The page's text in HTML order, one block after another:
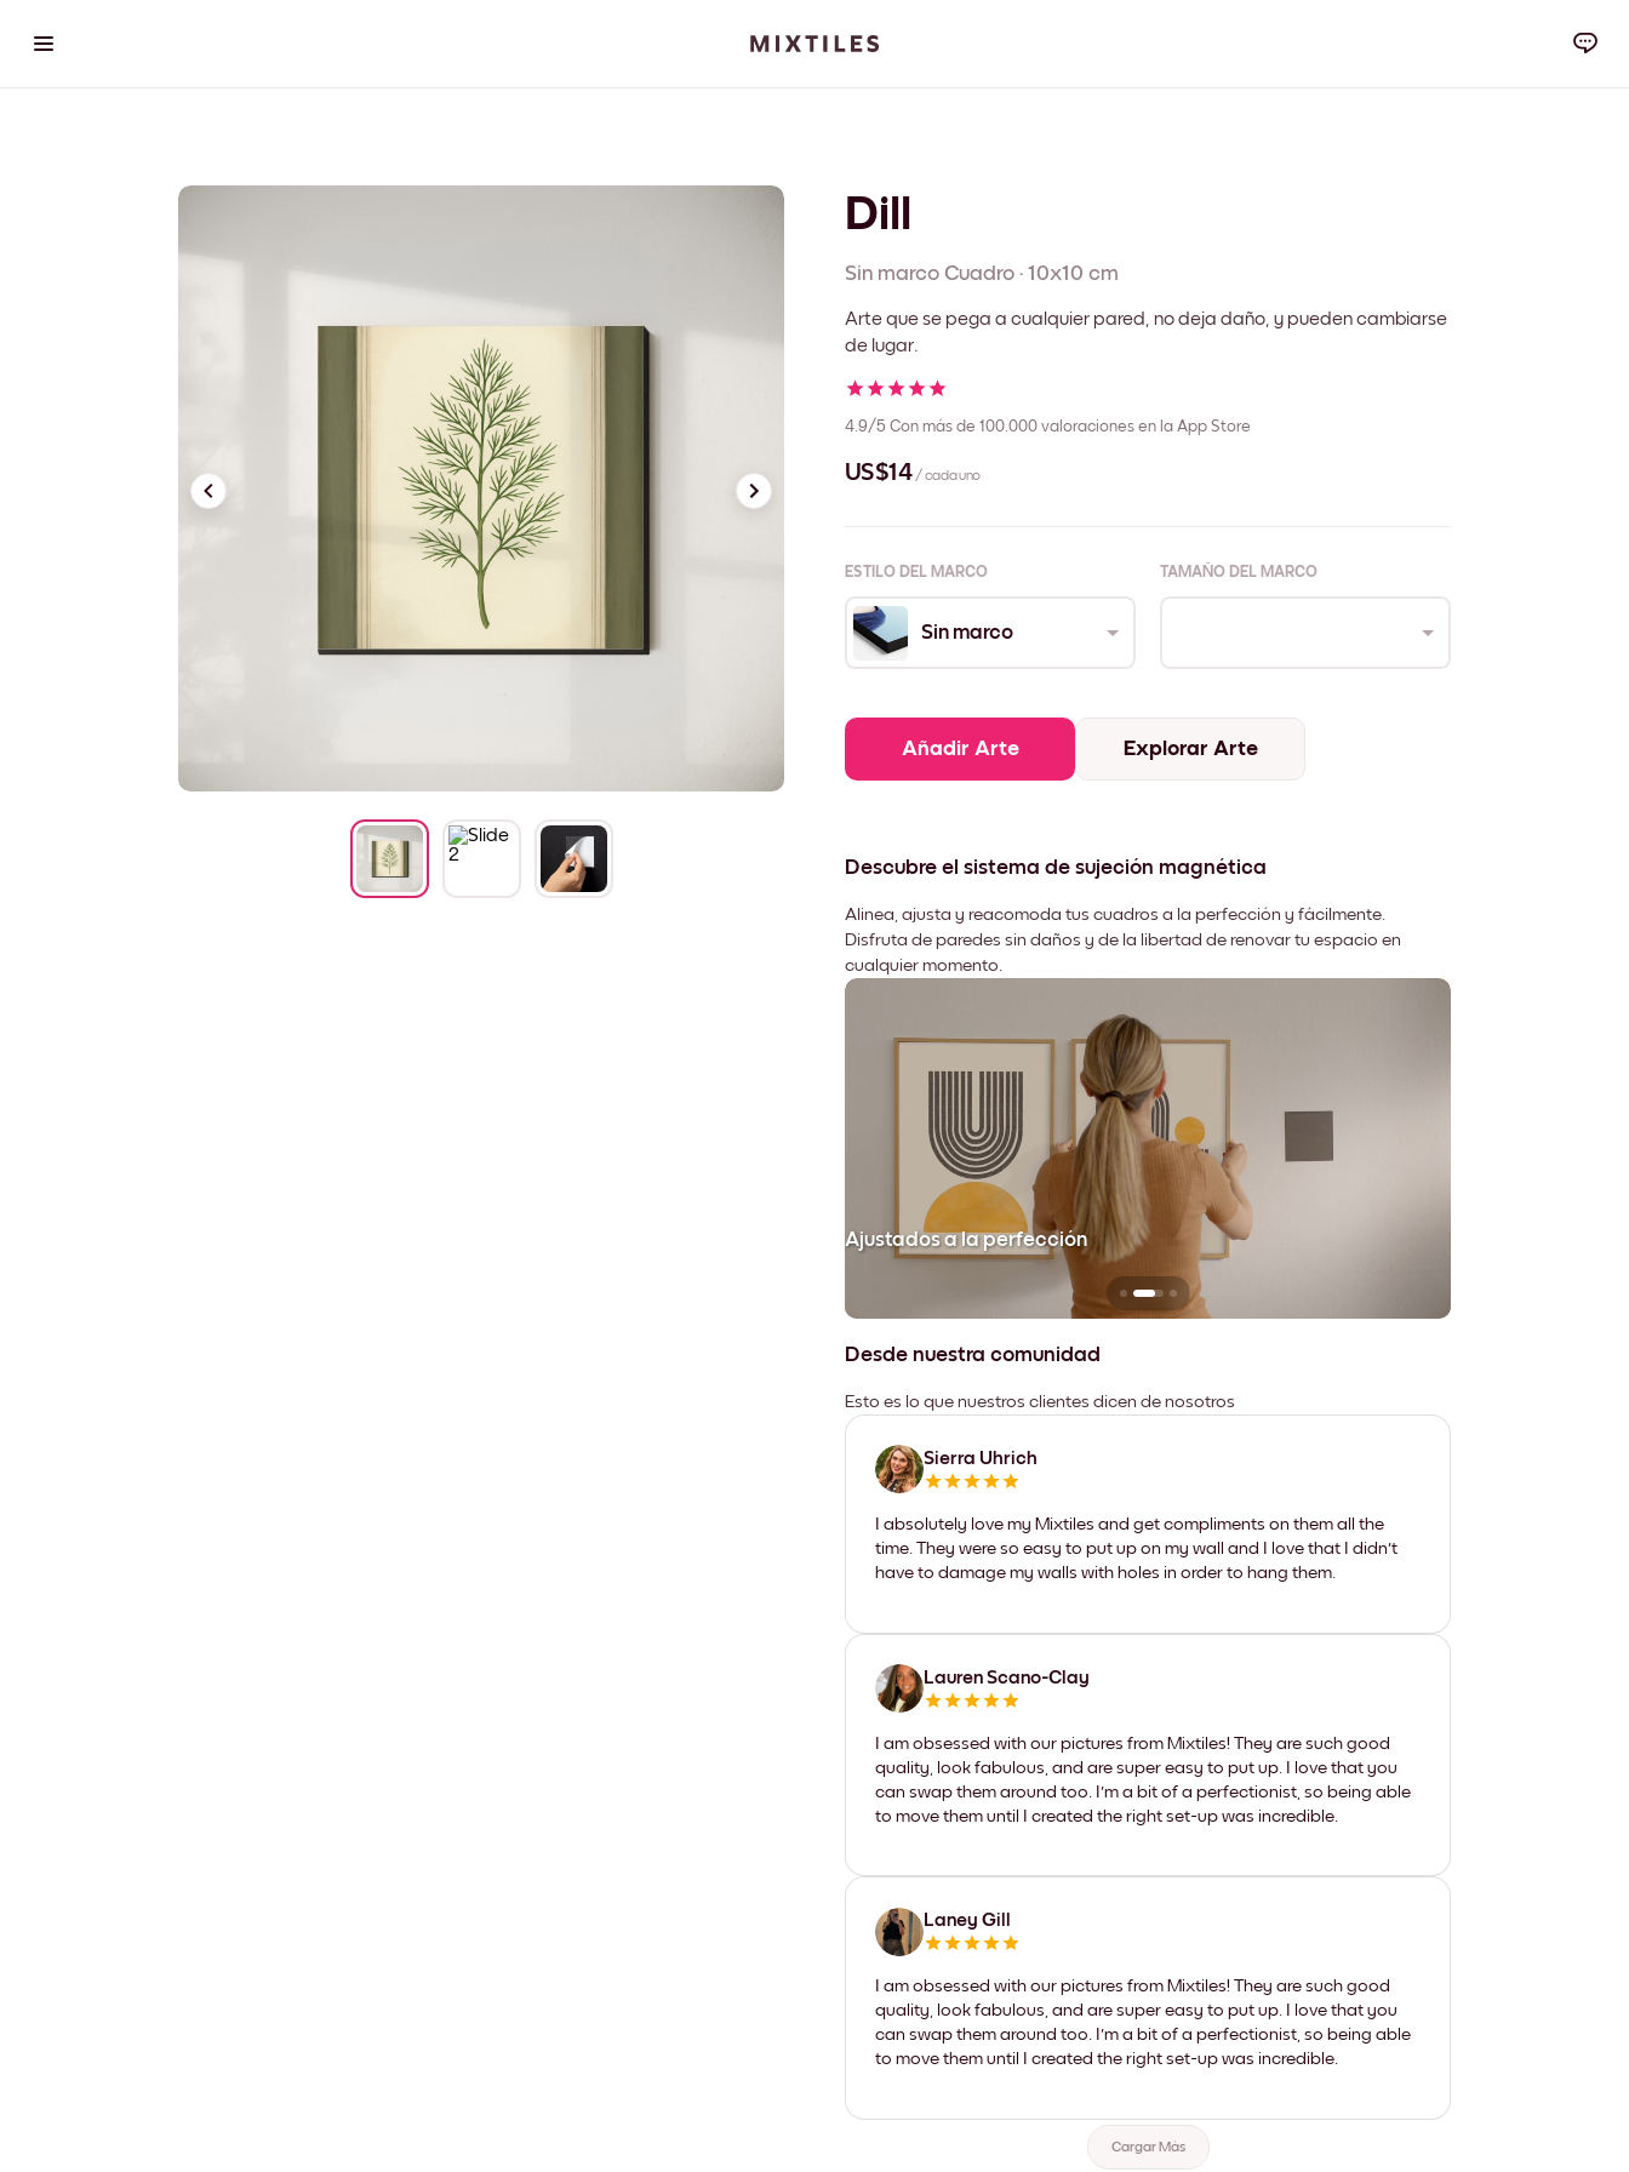
Dill
Sin marco Cuadro · 10x10 cm
Arte que se pega a cualquier pared, no deja daño, y pueden cambiarse
de lugar.
4.9/5 Con más de 100.000 valoraciones en la App Store
US$14 / cada uno
ESTILO DEL MARCO TAMAÑO DEL MARCO
Sin marco
Añadir Arte Explorar Arte
Descubre el sistema de sujeción magnética
Alinea, ajusta y reacomoda tus cuadros a la perfección y fácilmente.
Disfruta de paredes sin daños y de la libertad de renovar tu espacio en
cualquier momento.
Ajustados a la perfección
Desde nuestra comunidad
Esto es lo que nuestros clientes dicen de nosotros
Sierra Uhrich
I absolutely love my Mixtiles and get compliments on them all the
time. They were so easy to put up on my wall and I love that I didn't
have to damage my walls with holes in order to hang them.
Lauren Scano-Clay
I am obsessed with our pictures from Mixtiles! They are such good
quality, look fabulous, and are super easy to put up. I love that you
can swap them around too. I'm a bit of a perfectionist, so being able
to move them until I created the right set-up was incredible.
Laney Gill
I am obsessed with our pictures from Mixtiles! They are such good
quality, look fabulous, and are super easy to put up. I love that you
can swap them around too. I'm a bit of a perfectionist, so being able
to move them until I created the right set-up was incredible.
Cargar Más